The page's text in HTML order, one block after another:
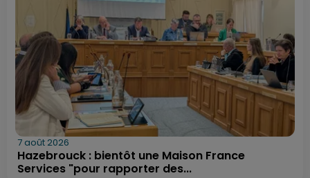
7 août 2026
Hazebrouck : bientôt une Maison France
Services "pour rapporter des...